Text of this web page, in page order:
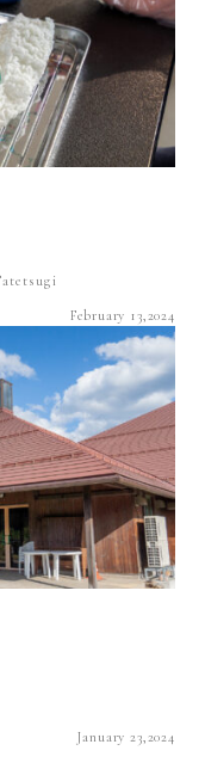
February 13,2024
January 23,2024